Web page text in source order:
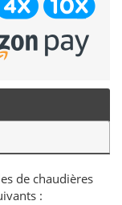
de chaudières
: